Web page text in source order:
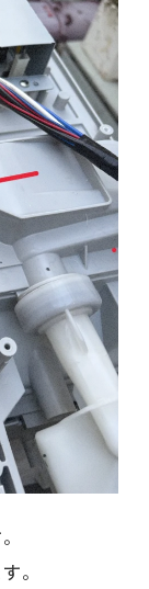
。